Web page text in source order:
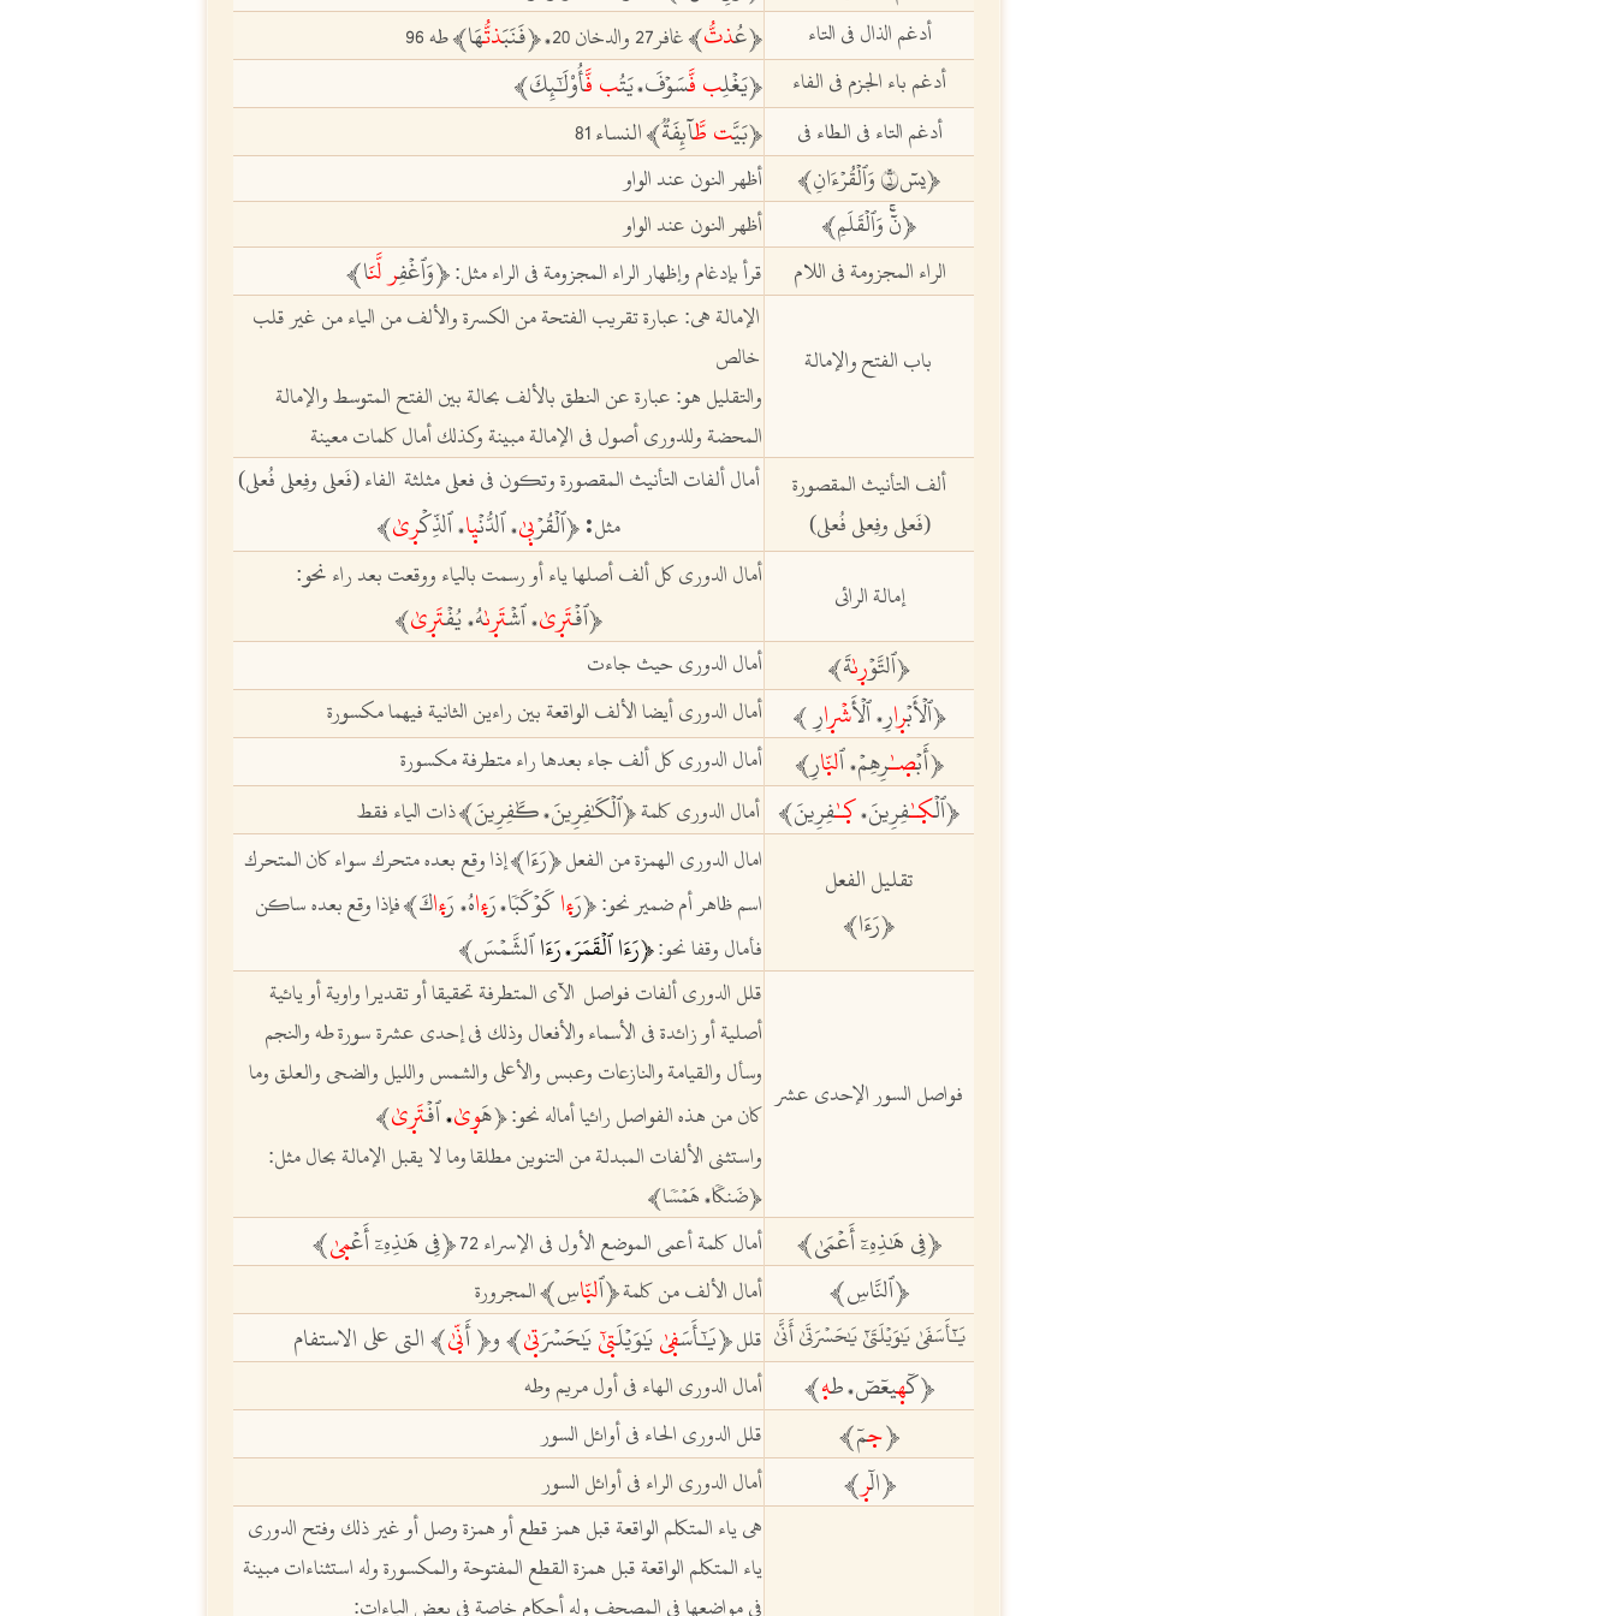
أدغم الذال في التاء
ﵳعُذتّﵲغافر27 والدخان 20 ، ﵳفَنَبَذتُّهَاﵲطه 96
أدغم باء الجزم في الفاء
ﵳيَغۡلِبفَّسَوۡفَ، يَتُبفَّأُوْلَٰٓئِكَﵲ
أدغم التاء في الطاء في ﵳبَيَّتطَّآئِفَةٞﵲ النساء 81
ﵳيسٓ١ وَٱلۡقُرۡءَانِ
ﵲ أظهر النون عند الواو
ﵳنٓۚ وَٱلۡقَلَمِﵲ
أظهر النون عند الواو
الراء المجزومة في اللام
قرأ بإدغام وإظهار الراء المجزومة في الراء مثل:ﵳوَٱغۡفِر لَّنَاﵲ
باب الفتحوالإمالة‏
الإمالة هي: عبارة تقريب الفتحة من الكسرة والألف من الياء من غير قلب
خالص
والتقليل هو: عبارة عن النطق بالألف بحالة بين الفتح المتوسطوالإمالة
المحضة وللدوري أصول في الإمالة مبينة وكذلك أمال كلمات معينة
ألف التأنيث المقصورة
(فَعلى وفِعلى فُعلى)
أمال ألفات التأنيث المقصورة وتكون في فعلى مثلثة‏ ‏ الفاء (فَعلى وفِعلى فُعلى)
مثل:ﵳٱلۡقُرۡبٜى، ٱلدُّنۡيٜا، ٱلذِّكۡرٜىٰﵲ
إمالة الرائي
أمال الدوري كل ألف أصلها ياء أو رسمت بالياء ووقعت بعد راءنحو:
ﵳٱفۡتَرٜىٰ، ٱشۡتَرٜىٰهُ، يُفۡتَىﵲ
ﵳٱلتَّوۡرٜىٰةَﵲ
أمال الدوري حيث جاءت
ﵳٱلۡأَبۡرٜارِ ، ٱلۡأَشۡرٜارِ ﵲ أمال الدوري أيضا الألف الواقعة بين راءين الثانية فيهما مكسورة
ﵳأَبۡصٜـٰرِهِمۡ، ٱلنّٜارِﵲ أمال الدوري كل ألف جاء بعدها راء متطرفة مكسورة
ﵳٱلۡكٜـٰفِرِينَ، كٜـٰفِرِينَﵲ أمال الدوري كلمةﵳٱلۡكَٰفِرِينَ، كَٰفِرِينَﵲذات الياء فقط
تقليل الفعل
ﵳرَءَاﵲ
امال الدوري الهمزة من الفعلﵳرَءَاﵲإذا وقع بعده متحرك سواءكانالمتحرك
اسم ظاهر أم ضمير نحو:ﵳرَءٜاكَوۡكَبٗا، رَءٜاهُ، رَءٜاكَﵲفإذا وقعبعده ساكن
فأمال وقفا نحو:ﵳرَءَا ٱلۡقَمَرَ، رَءَاٱلشَّمۡسَﵲ
فواصل السور الإحدى عشر
قلل الدوري ألفات فواصل‏ ‏ الآي المتطرفة تحقيقا أو تقديرا واوية أو يائية
أصلية أو زائدة في الأسماءوالأفعال وذلك فيإحدى عشرة سورةطه والنجم
وسأل والقيامةوالنازعات وعبس والأعلى والشمس والليل والضحى والعلق وما
كان من هذه الفواصل رائيا أماله نحو:ﵳهَوٜى، ٱفۡتَرٜىٰﵲ
واستثنى الألفات المبدلة من التنوين مطلقاوما لا يقبل الإمالة بحال مثل‏:
ﵳضَنكٗا، هَمۡسٗاﵲ
ﵳفِي هَٰذِهِۦٓ أَعۡمَىٰﵲ أمال كلمة أعمى الموضع الأول في الإسراء 72 ﵳفِي هَٰذِهِۦٓ أَعۡمٜىٰﵲ
ﵳٱلنَّاسِﵲ أمال الألف من كلمةﵳٱلنّٜاسِﵲالمجرورة
يَٰٓأَسَفَىٰ يَٰوَيۡلَتَىٰٓ يَٰحَسۡرَتَىٰ أَنَّىٰ قللﵳيَٰٓأَسَفٜىٰ يَٰوَيۡلَتٜىٰٓيَٰحَسۡرَتٜىٰﵲوﵳأَنّٜىﵲ التي على الاستفام
ﵳكٓهٜيعٓصٓ، طهٜﵲ أمال الدوري الهاء في أول مريم وطه
ﵳحٜمٓﵲ قلل الدوري الحاء في أوائل السور
ﵳالٓرٜﵲ
أمال الدوري الراء في أوائل السور
هي ياء المتكلم الواقعة قبل همز قطع أو همزة وصل أو غير ذلك وفتح الدوري
ياء المتكلم الواقعة قبل همزة القطع المفتوحة والمكسورة وله استثناءات مبينة
في مواضعها في المصحف وله أحكام خاصة في بعض الياءات: